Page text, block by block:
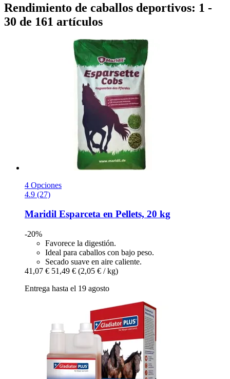
Rendimiento de caballos deportivos: 1 -
30 de 161 artículos
4 Opciones
4.9 (27)
Maridil Esparceta en Pellets, 20 kg
-20%
Favorece la digestión.
Ideal para caballos con bajo peso.
Secado suave en aire caliente.
41,07 € 51,49 € (2,05 € / kg)
Entrega hasta el 19 agosto